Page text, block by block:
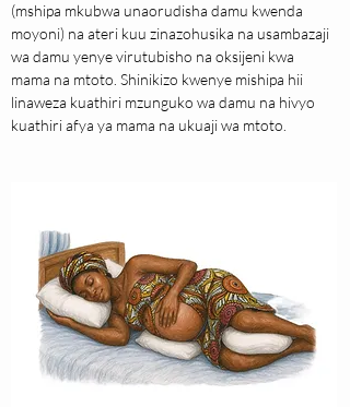
(mshipa mkubwa unaorudisha damu kwenda
moyoni) na ateri kuu zinazohusika na usambazaji
wa damu yenye virutubisho na oksijeni kwa
mama na mtoto. Shinikizo kwenye mishipa hii
linaweza kuathiri mzunguko wa damu na hivyo
kuathiri afya ya mama na ukuaji wa mtoto.